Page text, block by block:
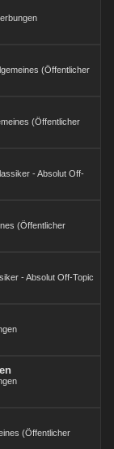
(Öffentlicher
(Öffentlicher
- Absolut Off-
(Öffentlicher
- Absolut Off-Topic
(Öffentlicher